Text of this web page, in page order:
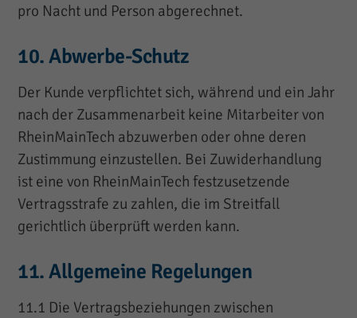
pro Nacht und Person abgerechnet.
10. Abwerbe-Schutz
Der Kunde verpflichtet sich, während und ein Jahr
nach der Zusammenarbeit keine Mitarbeiter von
RheinMainTech abzuwerben oder ohne deren
Zustimmung einzustellen. Bei Zuwiderhandlung
ist eine von RheinMainTech festzusetzende
Vertragsstrafe zu zahlen, die im Streitfall
gerichtlich überprüft werden kann.
11. Allgemeine Regelungen
11.1 Die Vertragsbeziehungen zwischen